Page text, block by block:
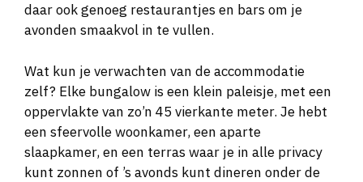
daar ook genoeg restaurantjes en bars om je
avonden smaakvol in te vullen.
Wat kun je verwachten van de accommodatie
zelf? Elke bungalow is een klein paleisje, met een
oppervlakte van zo’n 45 vierkante meter. Je hebt
een sfeervolle woonkamer, een aparte
slaapkamer, en een terras waar je in alle privacy
kunt zonnen of ’s avonds kunt dineren onder de